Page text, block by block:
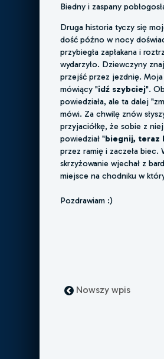
Biedny i zaspany
Druga historia tyczy się
dość późno w nocy
przybiegła zapłakana i
wydarzyło. Dziewczyny
przejść przez jezdnię. Moja
mówiący "idź szybciej".
powiedziała, ale ta dalej
mówi. Za chwilę znów
przyjaciółkę, że sobie z
powiedział "biegnij, teraz
przez ramię i zaczeła
skrzyżowanie wjechał z
miejsce na chodniku w
Pozdrawiam :)
Nowszy wpis